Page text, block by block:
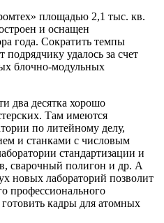
площадью 2,1 тыс. кв.
и оснащен
года. Сократить темпы
удалось за счет
блочно-модульных
два десятка хорошо
Там имеются
по литейному делу,
и станками с числовым
стандартизации и
сварочный полигон и др. А
новых лабораторий позволит
профессионального
кадры для атомных